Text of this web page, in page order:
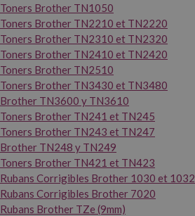
Toners Brother TN1050
Toners Brother TN2210 et TN2220
Toners Brother TN2310 et TN2320
Toners Brother TN2410 et TN2420
Toners Brother TN2510
Toners Brother TN3430 et TN3480
Brother TN3600 y TN3610
Toners Brother TN241 et TN245
Toners Brother TN243 et TN247
Brother TN248 y TN249
Toners Brother TN421 et TN423
Rubans Corrigibles Brother 1030 et 1032
Rubans Corrigibles Brother 7020
Rubans Brother TZe (9mm)